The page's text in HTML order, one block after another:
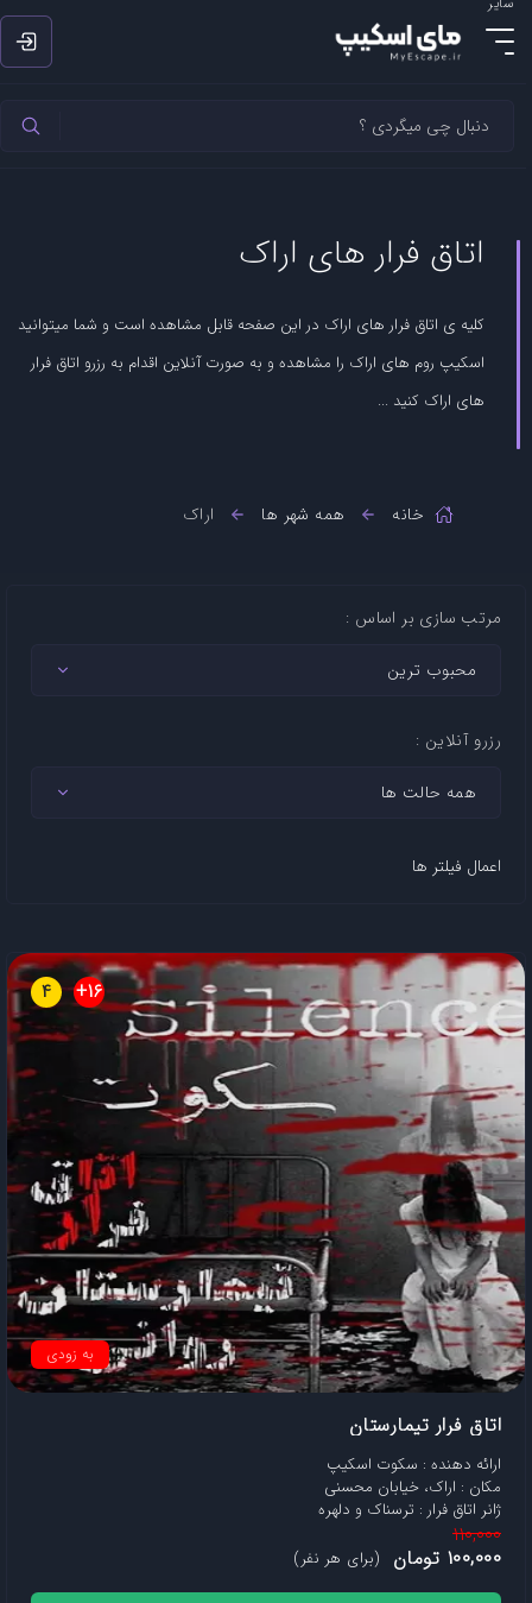
اتاق فرار های اراک
کلیه ی اتاق فرار های اراک در این صفحه قابل مشاهده است و شما میتوانید
اسکیپ روم های اراک را مشاهده و به صورت آنلاین اقدام به رزرو اتاق فرار
های اراک کنید ...
خانه همه شهر ها اراک
مرتب سازی بر اساس :
رزرو آنلاین :
اعمال فیلتر ها
به زودی
16+
4
اتاق فرار تیمارستان
ارائه دهنده : سکوت اسکیپ
مکان : اراک، خیابان محسنی
ژانر اتاق فرار : ترسناک و دلهره
110,000
100,000 تومان
(برای هر نفر)